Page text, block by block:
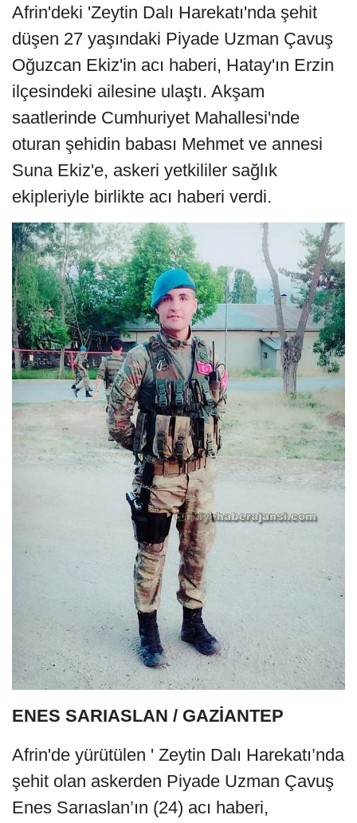
Afrin'deki 'Zeytin Dalı Harekatı'nda şehit
düşen 27 yaşındaki Piyade Uzman Çavuş
Oğuzcan Ekiz'in acı haberi, Hatay'ın Erzin
ilçesindeki ailesine ulaştı. Akşam
saatlerinde Cumhuriyet Mahallesi'nde
oturan şehidin babası Mehmet ve annesi
Suna Ekiz'e, askeri yetkililer sağlık
ekipleriyle birlikte acı haberi verdi.
ENES SARIASLAN / GAZİANTEP
Afrin'de yürütülen ' Zeytin Dalı Harekatı’nda
şehit olan askerden Piyade Uzman Çavuş
Enes Sarıaslan’ın (24) acı haberi,